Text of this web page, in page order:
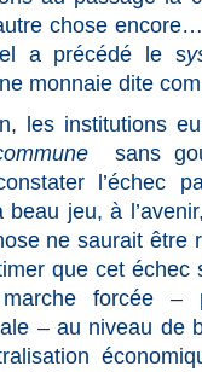
chose
a précédé le s
monnaie dite
les institutions
sans
l’échec
jeu, à
ne saurait être
que cet
forcée –
– au niveau de